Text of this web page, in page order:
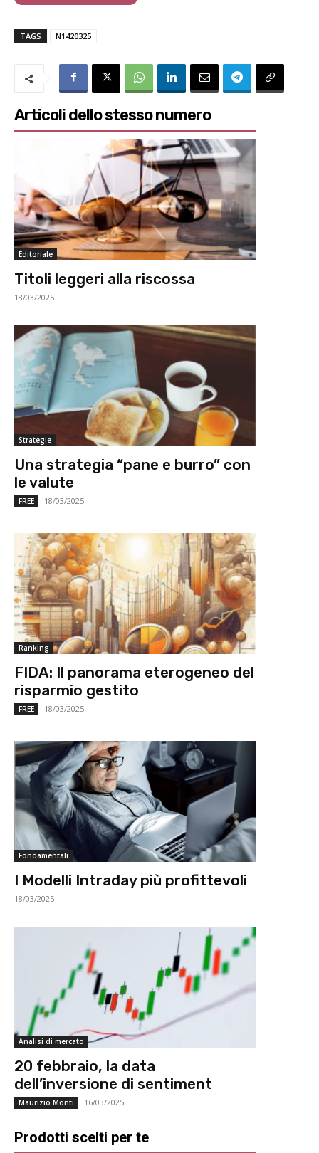
TAGS N1420325
Articoli dello stesso numero
Editoriale
Titoli leggeri alla riscossa
18/03/2025
Strategie
Una strategia “pane e burro” con
le valute
FREE 18/03/2025
Ranking
FIDA: Il panorama eterogeneo del
risparmio gestito
FREE 18/03/2025
Fondamentali
I Modelli Intraday più profittevoli
18/03/2025
Analisi di mercato
20 febbraio, la data
dell’inversione di sentiment
Maurizio Monti 16/03/2025
Prodotti scelti per te